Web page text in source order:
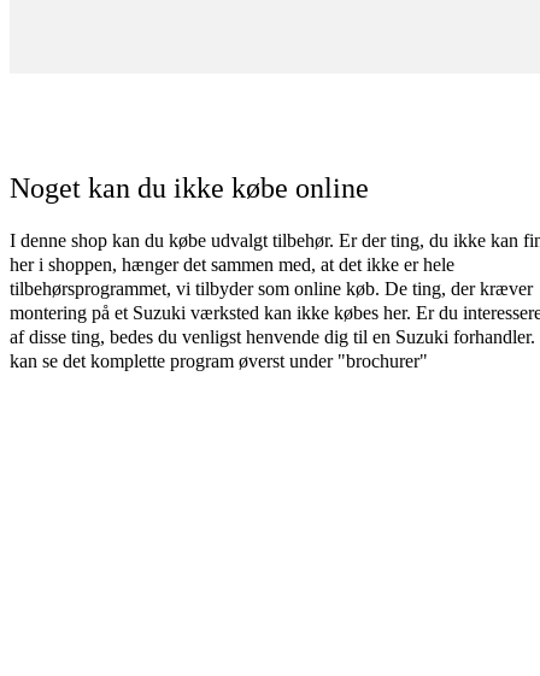
Noget kan du ikke købe online
I denne shop kan du købe udvalgt tilbehør. Er der ting, du ikke kan
her i shoppen, hænger det sammen med, at det ikke er hele
tilbehørsprogrammet, vi tilbyder som online køb. De ting, der kræver
montering på et Suzuki værksted kan ikke købes her. Er du
af disse ting, bedes du venligst henvende dig til en Suzuki
kan se det komplette program øverst under "brochurer"